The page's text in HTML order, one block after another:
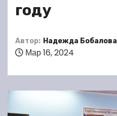
году
Автор: Надежда Бобалова
Мар 16, 2024